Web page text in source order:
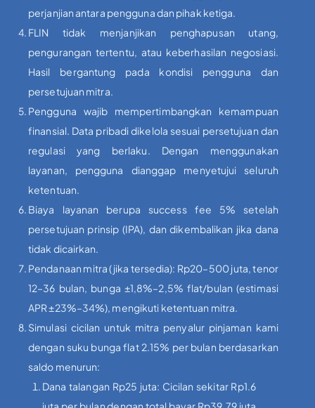
perjanjian antara pengguna dan pihak ketiga.
FLIN tidak menjanjikan penghapusan utang,
pengurangan tertentu, atau keberhasilan negosiasi.
Hasil bergantung pada kondisi pengguna dan
persetujuan mitra.
Pengguna wajib mempertimbangkan kemampuan
finansial. Data pribadi dikelola sesuai persetujuan dan
regulasi yang berlaku. Dengan menggunakan
layanan, pengguna dianggap menyetujui seluruh
ketentuan.
Biaya layanan berupa success fee 5% setelah
persetujuan prinsip (IPA), dan dikembalikan jika dana
tidak dicairkan.
Pendanaan mitra (jika tersedia): Rp20–500 juta, tenor
12–36 bulan, bunga ±1,8%–2,5% flat/bulan (estimasi
APR ±23%–34%), mengikuti ketentuan mitra.
Simulasi cicilan untuk mitra penyalur pinjaman kami
dengan suku bunga flat 2.15% per bulan berdasarkan
saldo menurun:
Dana talangan Rp25 juta: Cicilan sekitar Rp1.6